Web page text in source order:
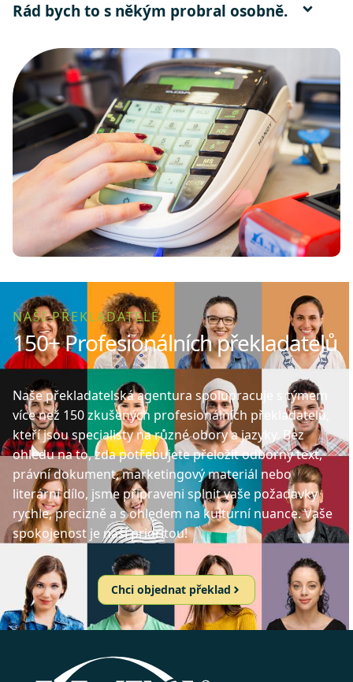
Rád bych to s někým probral osobně.
NAŠI PŘEKLADATELÉ
150+ Profesionálních překladatelů
Naše překladatelská agentura spolupracuje s týmem
více než 150 zkušených profesionálních překladatelů,
kteří jsou specialisty na různé obory a jazyky. Bez
ohledu na to, zda potřebujete přeložit odborný text,
právní dokument, marketingový materiál nebo
literární dílo, jsme připraveni splnit vaše požadavky
rychle, precizně a s ohledem na kulturní nuance. Vaše
spokojenost je naší prioritou!
Chci objednat překlad